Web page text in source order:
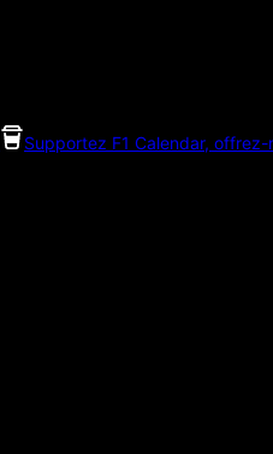
Supportez F1 Calendar, offrez-